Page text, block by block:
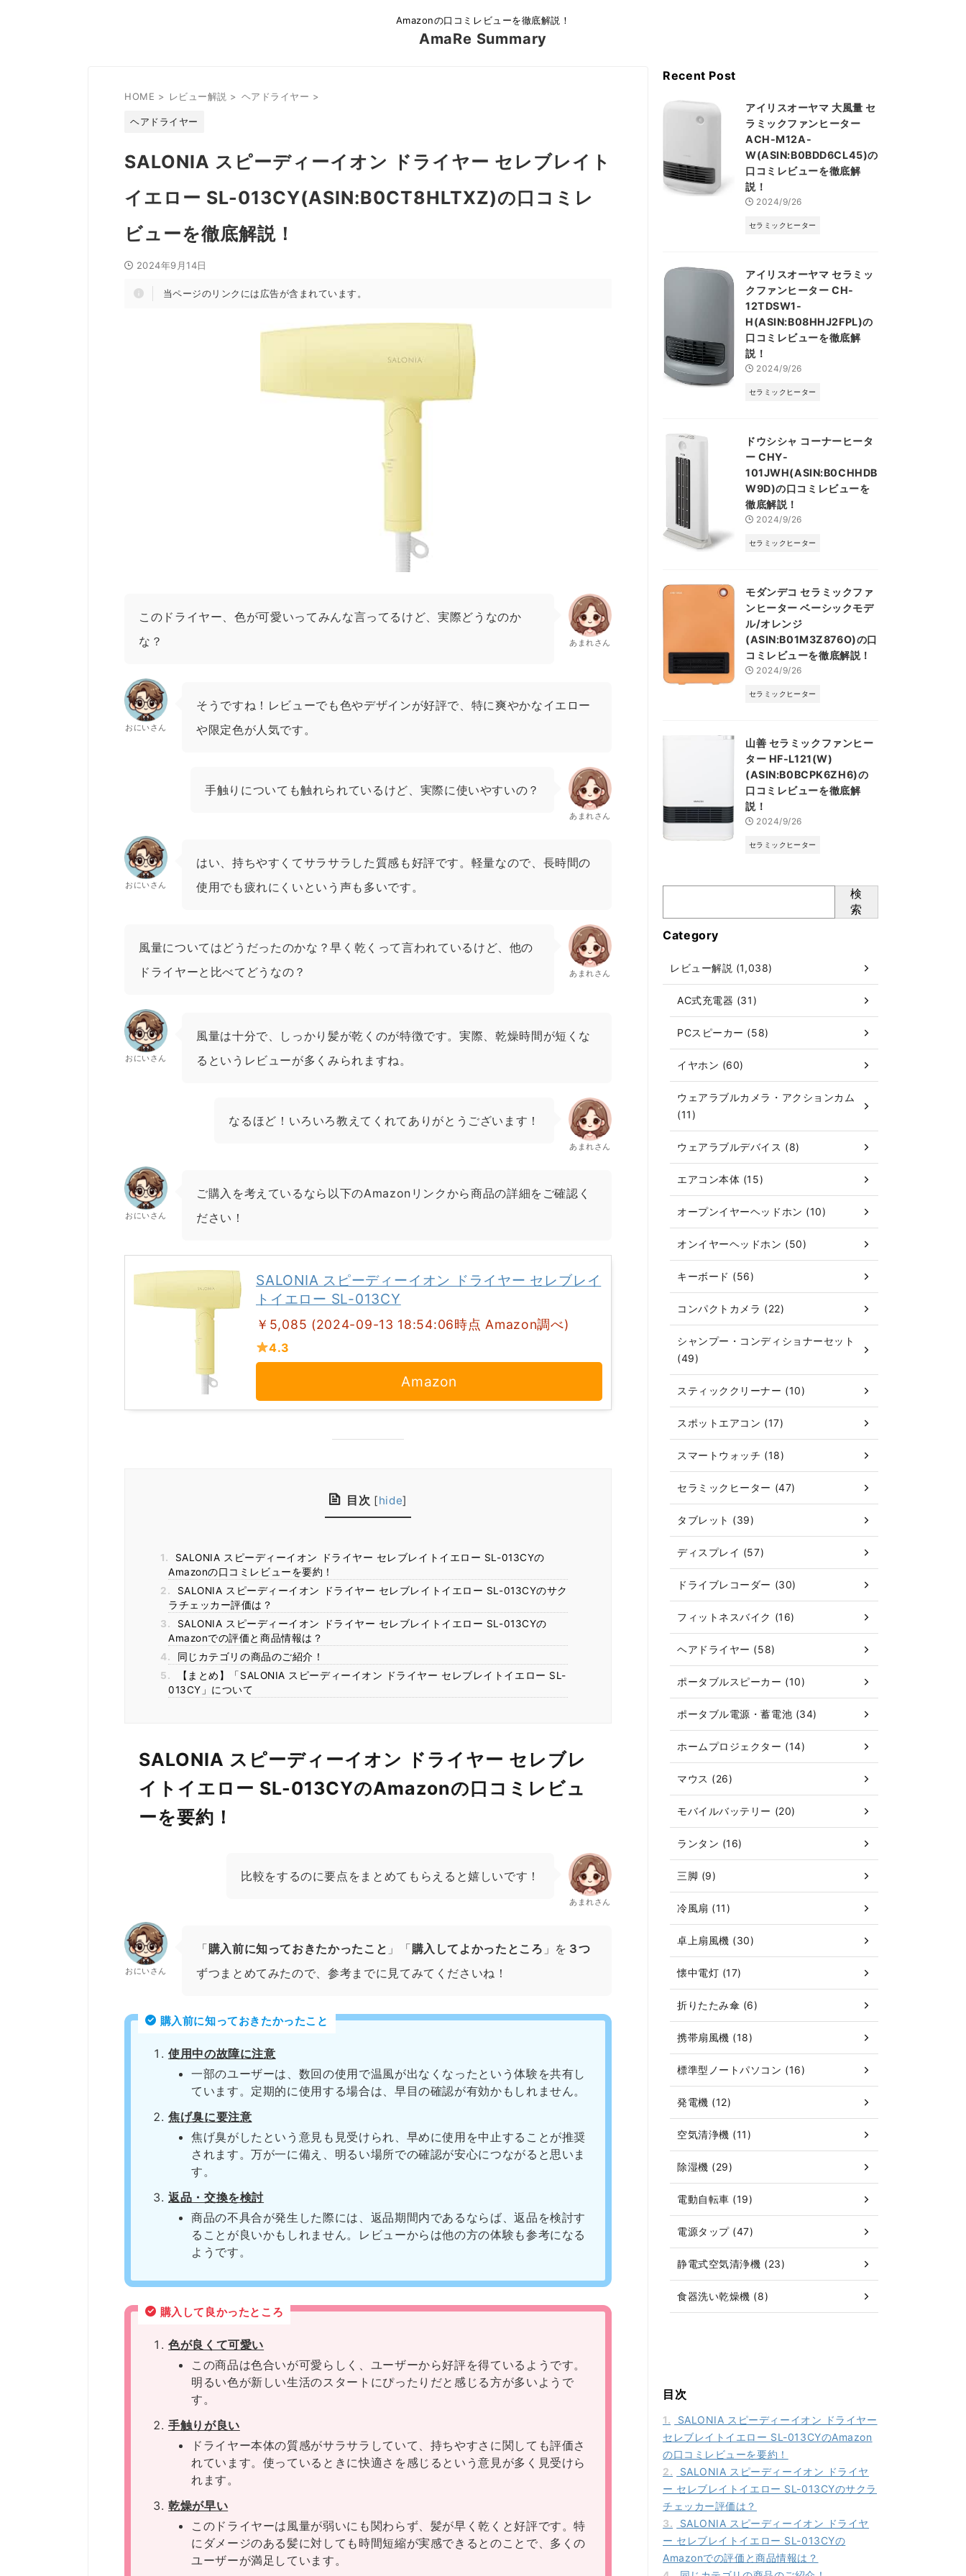
Amazonの口コミレビューを徹底解説！
AmaRe Summary
HOME > レビュー解説 > ヘアドライヤー >
ヘアドライヤー
SALONIA スピーディーイオン ドライヤー セレブレイト
イエロー SL-013CY(ASIN:B0CT8HLTXZ)の口コミレ
ビューを徹底解説！
2024年9月14日
当ページのリンクには広告が含まれています。
このドライヤー、色が可愛いってみんな言ってるけど、実際どうなのか
な？
あまれさん
おにいさん
そうですね！レビューでも色やデザインが好評で、特に爽やかなイエロー
や限定色が人気です。
手触りについても触れられているけど、実際に使いやすいの？
あまれさん
おにいさん
はい、持ちやすくてサラサラした質感も好評です。軽量なので、長時間の
使用でも疲れにくいという声も多いです。
風量についてはどうだったのかな？早く乾くって言われているけど、他の
ドライヤーと比べてどうなの？
あまれさん
おにいさん
風量は十分で、しっかり髪が乾くのが特徴です。実際、乾燥時間が短くな
るというレビューが多くみられますね。
なるほど！いろいろ教えてくれてありがとうございます！
あまれさん
おにいさん
ご購入を考えているなら以下のAmazonリンクから商品の詳細をご確認く
ださい！
SALONIA スピーディーイオン ドライヤー セレブレイ
トイエロー SL-013CY
￥5,085 (2024-09-13 18:54:06時点 Amazon調べ)
4.3
Amazon
目次 [hide]
1.
SALONIA スピーディーイオン ドライヤー セレブレイトイエロー SL-013CYの
Amazonの口コミレビューを要約！
2.
SALONIA スピーディーイオン ドライヤー セレブレイトイエロー SL-013CYのサク
ラチェッカー評価は？
3.
SALONIA スピーディーイオン ドライヤー セレブレイトイエロー SL-013CYの
Amazonでの評価と商品情報は？
4.
同じカテゴリの商品のご紹介！
5.
【まとめ】「SALONIA スピーディーイオン ドライヤー セレブレイトイエロー SL-
013CY」について
SALONIA スピーディーイオン ドライヤー セレブレ
イトイエロー SL-013CYのAmazonの口コミレビュ
ーを要約！
比較をするのに要点をまとめてもらえると嬉しいです！
あまれさん
おにいさん
「購入前に知っておきたかったこと 」「購入してよかったところ 」を ３つ
ずつまとめてみたので、参考までに見てみてくださいね！
購入前に知っておきたかったこと
使用中の故障に注意
一部のユーザーは、数回の使用で温風が出なくなったという体験を共有し
ています。定期的に使用する場合は、早目の確認が有効かもしれません。
焦げ臭に要注意
焦げ臭がしたという意見も見受けられ、早めに使用を中止することが推奨
されます。万が一に備え、明るい場所での確認が安心につながると思いま
す。
返品・交換を検討
商品の不具合が発生した際には、返品期間内であるならば、返品を検討す
ることが良いかもしれません。レビューからは他の方の体験も参考になる
ようです。
購入して良かったところ
色が良くて可愛い
この商品は色合いが可愛らしく、ユーザーから好評を得ているようです。
明るい色が新しい生活のスタートにぴったりだと感じる方が多いようで
す。
手触りが良い
ドライヤー本体の質感がサラサラしていて、持ちやすさに関しても評価さ
れています。使っているときに快適さを感じるという意見が多く見受けら
れます。
乾燥が早い
このドライヤーは風量が弱いにも関わらず、髪が早く乾くと好評です。特
にダメージのある髪に対しても時間短縮が実感できるとのことで、多くの
ユーザーが満足しています。
Recent Post
アイリスオーヤマ 大風量 セ
ラミックファンヒーター
ACH-M12A-
W(ASIN:B0BDD6CL45)の
口コミレビューを徹底解
説！
2024/9/26
セラミックヒーター
アイリスオーヤマ セラミッ
クファンヒーター CH-
12TDSW1-
H(ASIN:B08HHJ2FPL)の
口コミレビューを徹底解
説！
2024/9/26
セラミックヒーター
ドウシシャ コーナーヒータ
ー CHY-
101JWH(ASIN:B0CHHDB
W9D)の口コミレビューを
徹底解説！
2024/9/26
セラミックヒーター
モダンデコ セラミックファ
ンヒーター ベーシックモデ
ル/オレンジ
(ASIN:B01M3Z876O)の口
コミレビューを徹底解説！
2024/9/26
セラミックヒーター
山善 セラミックファンヒー
ター HF-L121(W)
(ASIN:B0BCPK6ZH6)の
口コミレビューを徹底解
説！
2024/9/26
セラミックヒーター
検
索
Category
レビュー解説 (1,038)
AC式充電器 (31)
PCスピーカー (58)
イヤホン (60)
ウェアラブルカメラ・アクションカム
(11)
ウェアラブルデバイス (8)
エアコン本体 (15)
オープンイヤーヘッドホン (10)
オンイヤーヘッドホン (50)
キーボード (56)
コンパクトカメラ (22)
シャンプー・コンディショナーセット
(49)
スティッククリーナー (10)
スポットエアコン (17)
スマートウォッチ (18)
セラミックヒーター (47)
タブレット (39)
ディスプレイ (57)
ドライブレコーダー (30)
フィットネスバイク (16)
ヘアドライヤー (58)
ポータブルスピーカー (10)
ポータブル電源・蓄電池 (34)
ホームプロジェクター (14)
マウス (26)
モバイルバッテリー (20)
ランタン (16)
三脚 (9)
冷風扇 (11)
卓上扇風機 (30)
懐中電灯 (17)
折りたたみ傘 (6)
携帯扇風機 (18)
標準型ノートパソコン (16)
発電機 (12)
空気清浄機 (11)
除湿機 (29)
電動自転車 (19)
電源タップ (47)
静電式空気清浄機 (23)
食器洗い乾燥機 (8)
目次
1.
SALONIA スピーディーイオン ドライヤー
セレブレイトイエロー SL-013CYのAmazon
の口コミレビューを要約！
2.
SALONIA スピーディーイオン ドライヤ
ー セレブレイトイエロー SL-013CYのサクラ
チェッカー評価は？
3.
SALONIA スピーディーイオン ドライヤ
ー セレブレイトイエロー SL-013CYの
Amazonでの評価と商品情報は？